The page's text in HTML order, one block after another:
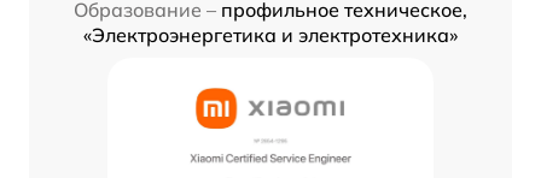
Образование – профильное техническое,
«Электроэнергетика и электротехника»